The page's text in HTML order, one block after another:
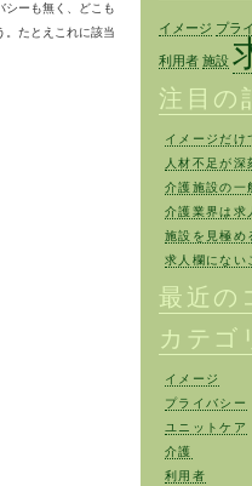
シーも無く、どこも
。たとえこれに該当
イメージ プラ
利用者 施設
注目の
イメージだけ
人材不足が深
介護施設の一
介護業界は求
施設を見極め
求人欄にない
最近の
カテゴ
イメージ
プライバシー
ユニットケア
介護
利用者